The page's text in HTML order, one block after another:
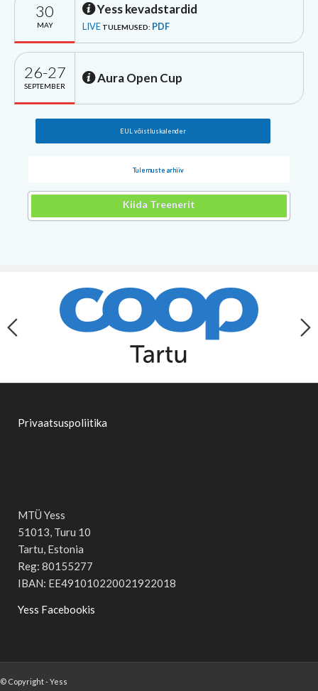
30
MAY
Yess kevadstardid
LIVE TULEMUSED: PDF
26-27
SEPTEMBER
Aura Open Cup
EUL võistluskalender
Tulemuste arhiiv
Kiida Treenerit
Privaatsuspoliitika
MTÜ Yess
51013, Turu 10
Tartu, Estonia
Reg: 80155277
IBAN: EE491010220021922018
Yess Facebookis
© Copyright - Yess